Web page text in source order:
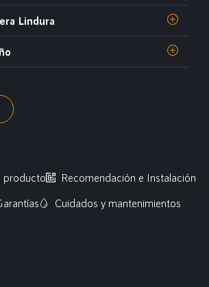
Lindura
producto
Recomendación e Instalación
Cuidados y mantenimientos